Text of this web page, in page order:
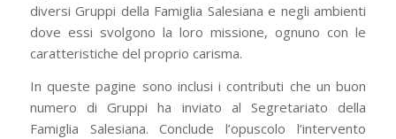
diversi Gruppi della Famiglia Salesiana e negli ambienti
dove essi svolgono la loro missione, ognuno con le
caratteristiche del proprio carisma.
In queste pagine sono inclusi i contributi che un buon
numero di Gruppi ha inviato al Segretariato della
Famiglia Salesiana. Conclude l’opuscolo l’intervento